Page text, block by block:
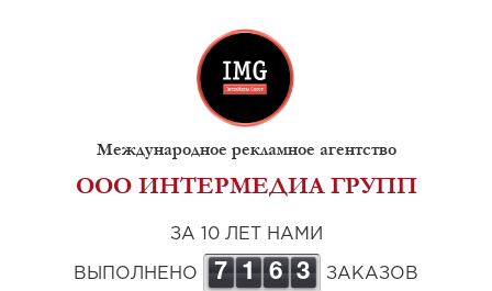
Международное рекламное агентство
ООО ИНТЕРМЕДИА ГРУПП
ЗА 10 ЛЕТ НАМИ
ВЫПОЛНЕНО 7 1 6 3 ЗАКАЗОВ